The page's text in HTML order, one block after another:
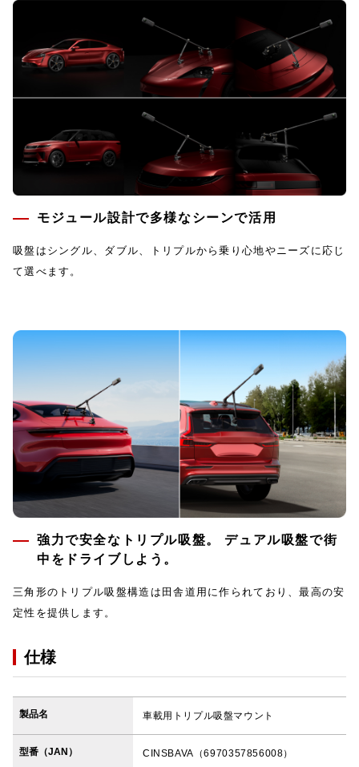
モジュール設計で多様なシーンで活用
吸盤はシングル、ダブル、トリプルから乗り心地やニーズに応じ
て選べます。
強力で安全なトリプル吸盤。 デュアル吸盤で街
中をドライブしよう。
三角形のトリプル吸盤構造は田舎道用に作られており、最高の安
定性を提供します。
仕様
製品名 車載用トリプル吸盤マウント
型番（JAN） CINSBAVA（6970357856008）